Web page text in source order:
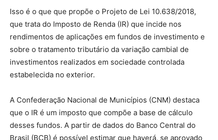
Isso é o que que propõe o Projeto de Lei 10.638/2018,
que trata do Imposto de Renda (IR) que incide nos
rendimentos de aplicações em fundos de investimento e
sobre o tratamento tributário da variação cambial de
investimentos realizados em sociedade controlada
estabelecida no exterior.
A Confederação Nacional de Municípios (CNM) destaca
que o IR é um imposto que compõe a base de cálculo
desses fundos. A partir de dados do Banco Central do
Brasil (BCB) é possível estimar que haverá, se aprovado